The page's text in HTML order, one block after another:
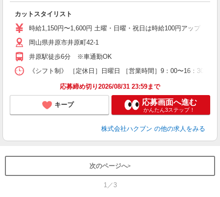
カットスタイリスト
時給1,150円〜1,600円 土曜・日曜・祝日は時給100円アップ ※資
岡山県井原市井原町42-1
井原駅徒歩6分 ※車通勤OK
《シフト制》 ［定休日］日曜日 ［営業時間］9：00〜16：30
応募締め切り2026/08/31 23:59まで
キープ 応募画面へ進む
かんたん3ステップ！
株式会社ハクブン の他の求人をみる
次のページへ
1／3